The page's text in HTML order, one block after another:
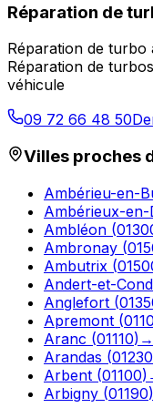
Réparation de
Réparation de turbo
Réparation de
véhicule
09 72 66 48 50
Villes proches
Ambérieu-en-
Ambérieux-en-
Ambléon (
Ambronay (
Ambutrix (
Andert-et-
Anglefort (
Apremont (
Aranc (01110) →
Arandas (01230
Arbent (01100)
Arbigny (01190)